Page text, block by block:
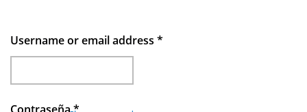
Username or email address *
Contraseña*